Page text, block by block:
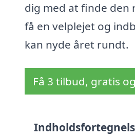
dig med at finde den
få en velplejet og
kan nyde året rundt.
Få 3 tilbud, gratis